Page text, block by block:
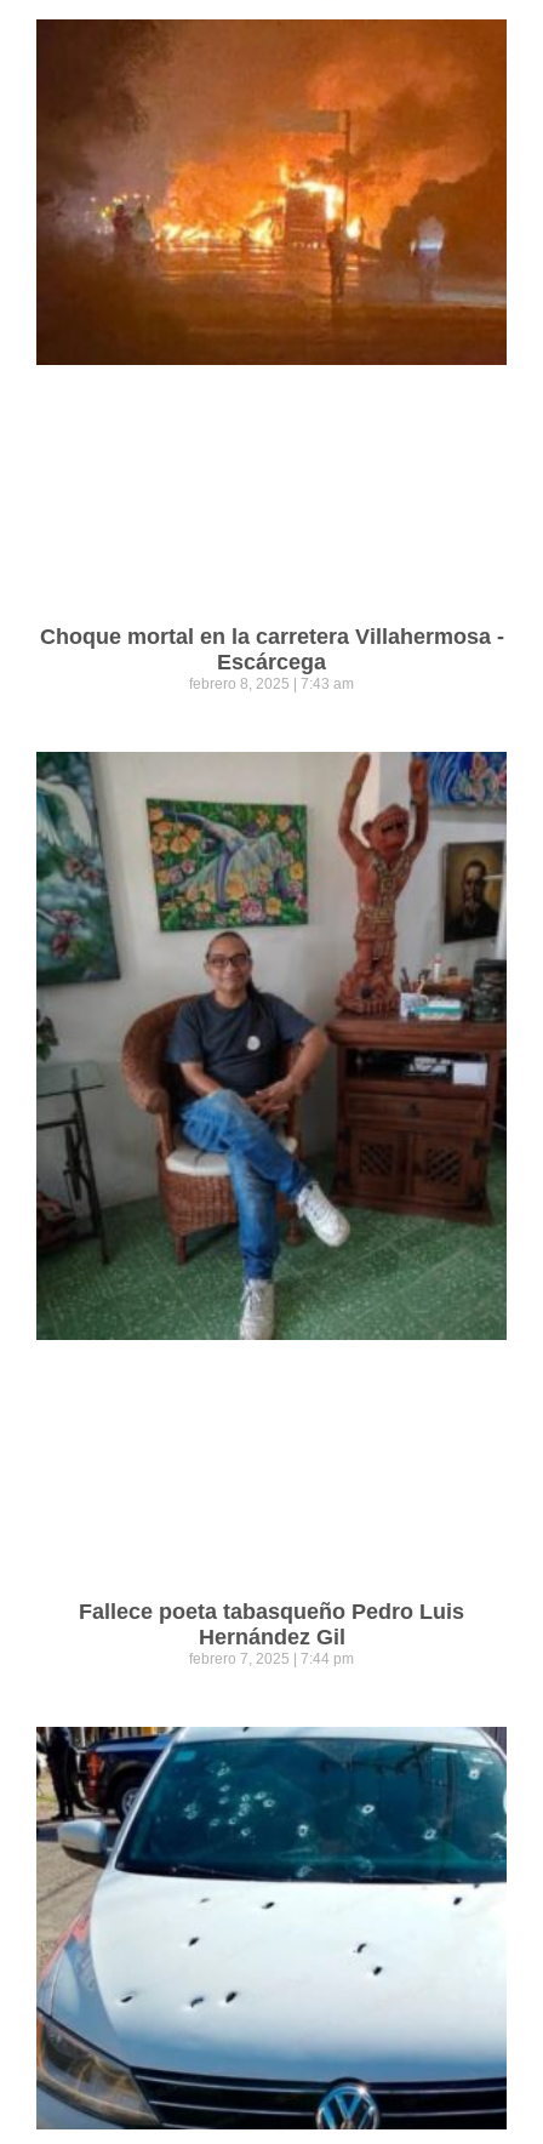
Choque mortal en la carretera Villahermosa -
Escárcega
febrero 8, 2025 7:43 am
Fallece poeta tabasqueño Pedro Luis
Hernández Gil
febrero 7, 2025 7:44 pm